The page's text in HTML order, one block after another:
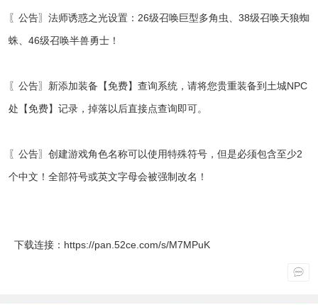
〖公告〗法师诱惑之光设置：26级召唤巨型多角虫、38级召唤天狼蜘
蛛、46级召唤半兽勇士！
〖公告〗新添加装备【免费】查询系统，请将您贵重装备到土城NPC
处【免费】记录，掉落以后直接点查询即可。
〖公告〗创建游戏角色名称可以使用特殊符号，但是必须包含至少2
个中文！全部符号或英文字母会被强制改名！
下载连接： https://pan.52ce.com/s/M7MPuK